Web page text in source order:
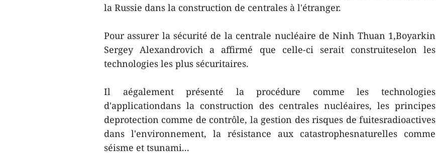
la Russie dans la construction de centrales à l'étranger.
Pour assurer la sécurité de la centrale nucléaire de Ninh Thuan 1,Boyarkin
Sergey Alexandrovich a affirmé que celle-ci serait construiteselon les
technologies les plus sécuritaires.
Il aégalement présenté la procédure comme les technologies
d'applicationdans la construction des centrales nucléaires, les principes
deprotection comme de contrôle, la gestion des risques de fuitesradioactives
dans l'environnement, la résistance aux catastrophesnaturelles comme
séisme et tsunami...